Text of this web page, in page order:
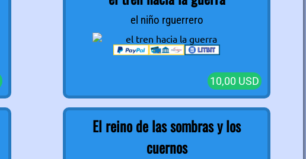
el niño rguerrero
10,00 USD
El reino de las sombras y los
cuernos